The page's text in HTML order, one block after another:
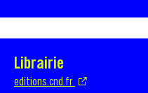
Librairie
editions.cnd.fr
S'ouvre dans une nouvelle fenêtre